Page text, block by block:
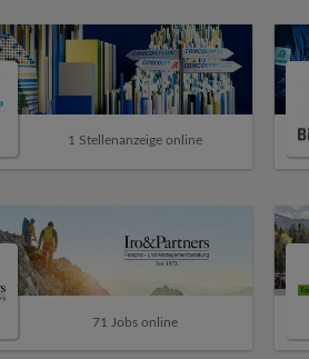
1 Stellenanzeige online
71 Jobs online